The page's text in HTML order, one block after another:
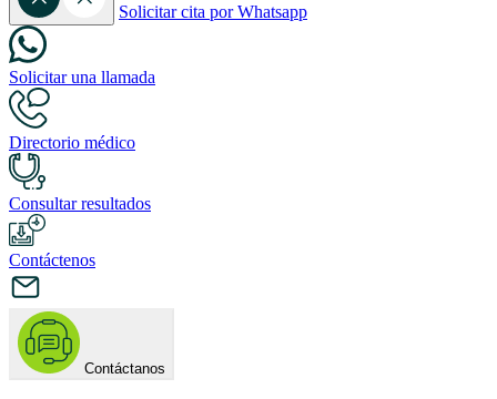
Solicitar cita por Whatsapp
Solicitar una llamada
Directorio médico
Consultar resultados
Contáctenos
Contáctanos